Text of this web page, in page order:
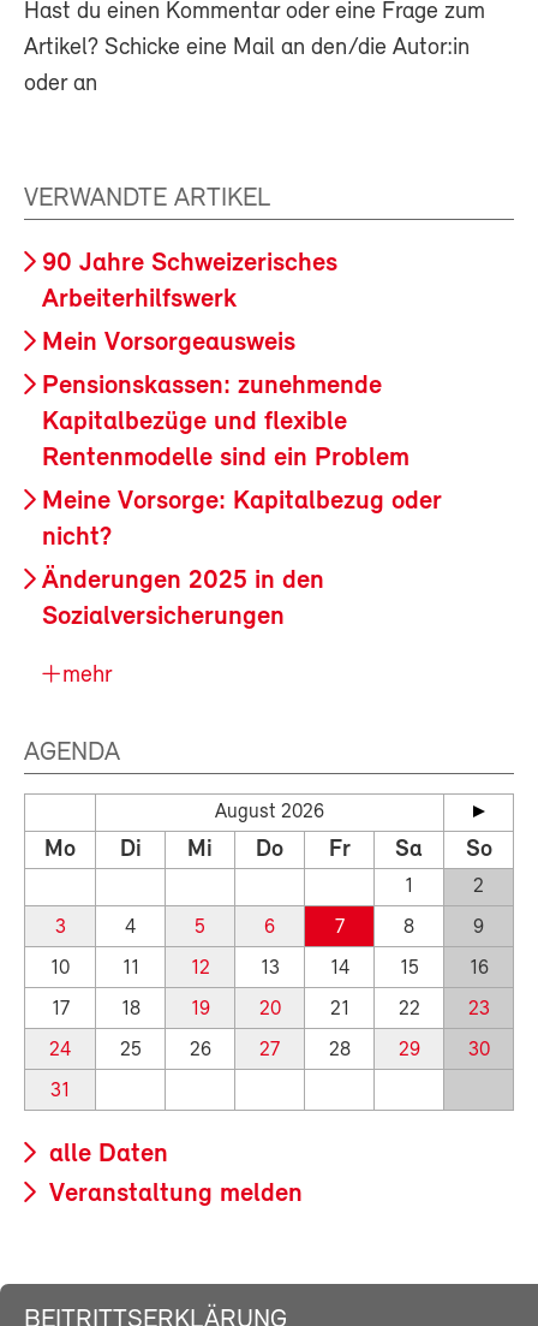
Hast du einen Kommentar oder eine Frage zum
Artikel? Schicke eine Mail an den/die Autor:in
oder an
VERWANDTE ARTIKEL
90 Jahre Schweizerisches
Arbeiterhilfswerk
Mein Vorsorgeausweis
Pensionskassen: zunehmende
Kapitalbezüge und flexible
Rentenmodelle sind ein Problem
Meine Vorsorge: Kapitalbezug oder
nicht?
Änderungen 2025 in den
Sozialversicherungen
mehr
AGENDA
August 2026
Mo Di Mi Do Fr Sa So
1
2
3
4 5 6 7 8
9
10
11 12 13 14 15
16
17
18 19 20 21 22
23
24
25 26 27 28 29
30
31
alle Daten
Veranstaltung melden